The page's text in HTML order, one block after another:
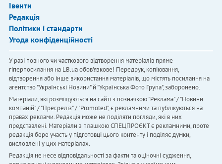
Івенти
Редакція
Політики і стандарти
Угода конфіденційності
У разі повного чи часткового відтворення матеріалів пряме
гіперпосилання на LB.ua обов'язкове! Передрук, копіювання,
відтворення або інше використання матеріалів, що містять посилання на
агентство "Українськi Новини" й "Українська Фото Група", заборонено.
Матеріали, які розміщуються на сайті з позначкою "Реклама" / "Новини
компаній" / "Пресреліз" / "Promoted", є рекламними та публікуються на
правах реклами. Редакція може не поділяти погляди, які в них
представлені. Матеріали з плашкою СПЕЦПРОЄКТ є рекламними, проте
редакція бере участь у підготовці цього контенту і поділяє думки,
висловлені у цих матеріалах.
Редакція не несе відповідальності за факти та оціночні судження,